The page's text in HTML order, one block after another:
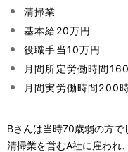
清掃業
基本給20万円
役職手当10万円
月間所定労働時間
月間実労働時間200
Bさんは当時70歳弱の方で
清掃業を営むA社に雇われ